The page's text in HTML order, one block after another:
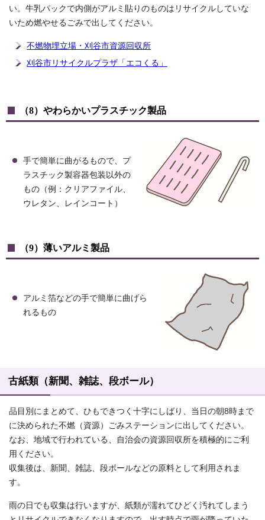
い。牛乳パックで内側がアルミ貼りのものはリサイクルしていな
いため燃やせるごみで出してください。
不燃物埋立場・刈谷市資源回収所
刈谷市リサイクルプラザ「エコくる」
（8）やわらかいプラスチック製品
手で簡単に曲がるもので、プ
ラスチック製容器包装以外の
もの（例：クリアファイル、
ウレタン、レインコート）
（9）薄いアルミ製品
アルミ箔などの手で簡単に曲げら
れるもの
古紙類（新聞、雑誌、段ボール）
品目別にまとめて、ひもできつく十字にしばり、当日の朝8時まで
に決められた不燃（資源）ごみステーションに出してください。
なお、地域で行われている、自治会の資源回収所を積極的にご利
用ください。
収集後は、新聞、雑誌、段ボールなどの原料として利用されま
す。
雨の日でも収集は行いますが、紙類が濡れてひどく汚れてしまう